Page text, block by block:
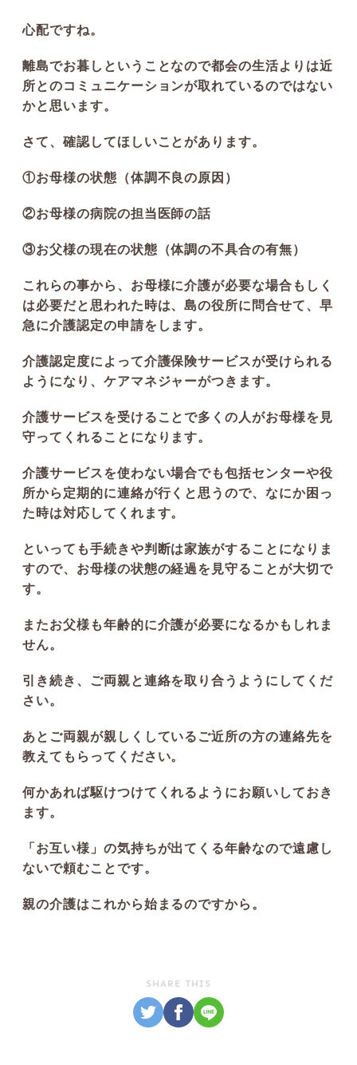
心配ですね。
離島でお暮しということなので都会の生活よりは近
所とのコミュニケーションが取れているのではない
かと思います。
さて、確認してほしいことがあります。
①お母様の状態（体調不良の原因）
②お母様の病院の担当医師の話
③お父様の現在の状態（体調の不具合の有無）
これらの事から、お母様に介護が必要な場合もしく
は必要だと思われた時は、島の役所に問合せて、早
急に介護認定の申請をします。
介護認定度によって介護保険サービスが受けられる
ようになり、ケアマネジャーがつきます。
介護サービスを受けることで多くの人がお母様を見
守ってくれることになります。
介護サービスを使わない場合でも包括センターや役
所から定期的に連絡が行くと思うので、なにか困っ
た時は対応してくれます。
といっても手続きや判断は家族がすることになりま
すので、お母様の状態の経過を見守ることが大切で
す。
またお父様も年齢的に介護が必要になるかもしれま
せん。
引き続き、ご両親と連絡を取り合うようにしてくだ
さい。
あとご両親が親しくしているご近所の方の連絡先を
教えてもらってください。
何かあれば駆けつけてくれるようにお願いしておき
ます。
「お互い様」の気持ちが出てくる年齢なので遠慮し
ないで頼むことです。
親の介護はこれから始まるのですから。
SHARE THIS